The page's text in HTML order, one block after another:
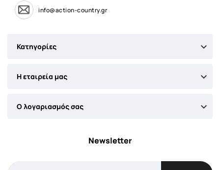
info@action-country.gr
Κατηγορίες 
Η εταιρεία μας 
Ο λογαριασμός σας 
Newsletter